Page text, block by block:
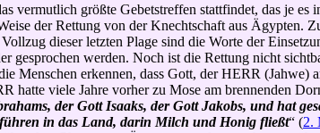
größte Gebetstreffen stattfindet, das je es
der Rettung von der Knechtschaft aus Ägypten.
dieser letzten Plage sind die Worte der
gesprochen werden. Noch ist die Rettung nicht
Menschen erkennen, dass Gott, der HERR (Jahwe)
viele Jahre vorher zu Mose am brennenden
der Gott Isaaks, der Gott Jakobs, und hat
in das Land, darin Milch und Honig fließt“ (2.